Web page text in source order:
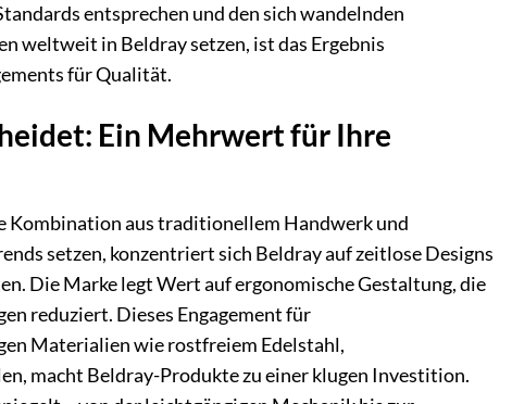
entsprechen und den sich wandelnden
weltweit in Beldray setzen, ist das Ergebnis
für Qualität.
Ein Mehrwert für Ihre
Kombination aus traditionellem Handwerk und
setzen, konzentriert sich Beldray auf zeitlose Designs
Die Marke legt Wert auf ergonomische Gestaltung, die
reduziert. Dieses Engagement für
Materialien wie rostfreiem Edelstahl,
macht Beldray-Produkte zu einer klugen Investition.